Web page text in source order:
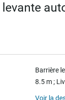
Barrière
8.5 m ;
Voir la